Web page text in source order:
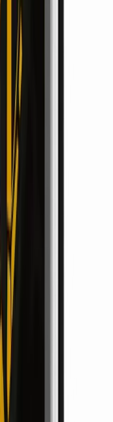
seine
hier werde
zu
es macht die
realistischen
nimmt einem
die
der eigene
den Kosten
Garantierte
nicht zum
allein Geld